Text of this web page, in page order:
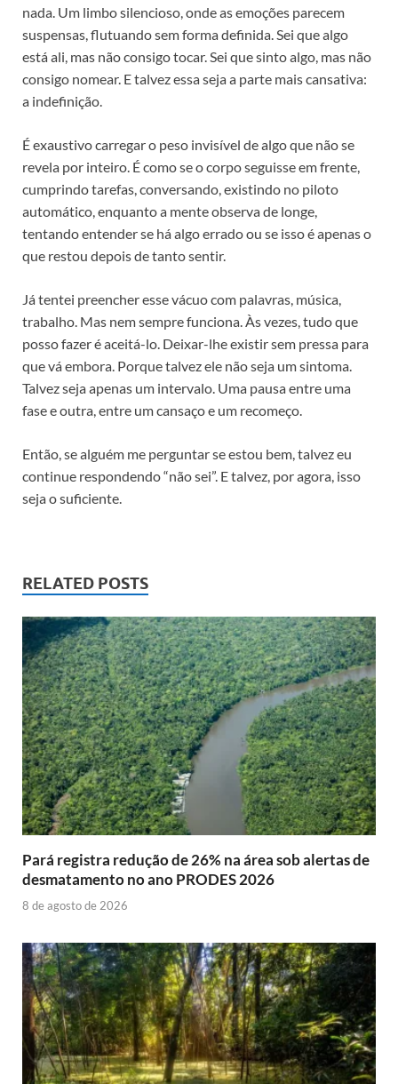
nada. Um limbo silencioso, onde as emoções parecem
suspensas, flutuando sem forma definida. Sei que algo
está ali, mas não consigo tocar. Sei que sinto algo, mas não
consigo nomear. E talvez essa seja a parte mais cansativa:
a indefinição.
É exaustivo carregar o peso invisível de algo que não se
revela por inteiro. É como se o corpo seguisse em frente,
cumprindo tarefas, conversando, existindo no piloto
automático, enquanto a mente observa de longe,
tentando entender se há algo errado ou se isso é apenas o
que restou depois de tanto sentir.
Já tentei preencher esse vácuo com palavras, música,
trabalho. Mas nem sempre funciona. Às vezes, tudo que
posso fazer é aceitá-lo. Deixar-lhe existir sem pressa para
que vá embora. Porque talvez ele não seja um sintoma.
Talvez seja apenas um intervalo. Uma pausa entre uma
fase e outra, entre um cansaço e um recomeço.
Então, se alguém me perguntar se estou bem, talvez eu
continue respondendo “não sei”. E talvez, por agora, isso
seja o suficiente.
RELATED POSTS
Pará registra redução de 26% na área sob alertas de
desmatamento no ano PRODES 2026
8 de agosto de 2026